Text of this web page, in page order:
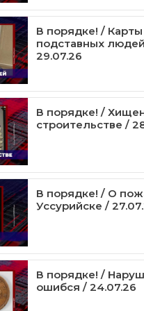
В порядке! / Карты
подставных
29.07.26
В порядке! /
строительстве /
В порядке! / О
Уссурийске /
В порядке! /
ошибся / 24.07.26